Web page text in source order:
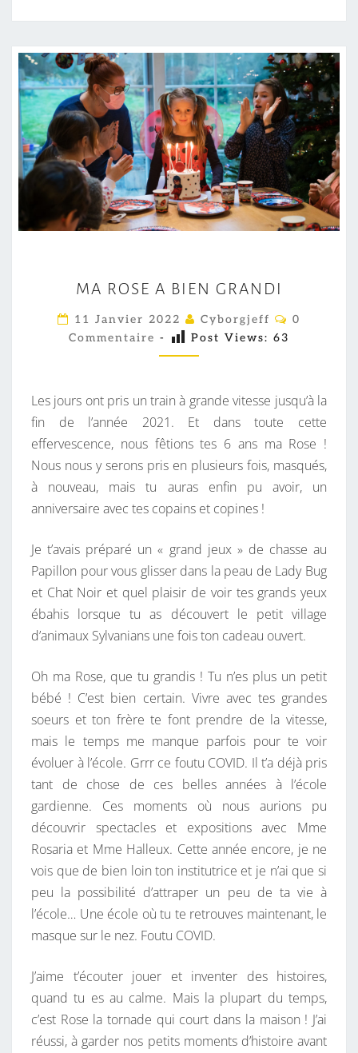
A
R
O
S
A
I
E
N
G
A
N
D
I
MA ROSE A BIEN GRANDI
11 Janvier 2022 Cyborgjeff
C
A
E
0
Commentaire - Post Views: 63
Les jours ont pris un train à grande vitesse jusqu’à la
fin de l’année 2021. Et dans toute cette
effervescence, nous fêtions tes 6 ans ma Rose !
Nous nous y serons pris en plusieurs fois, masqués,
à nouveau, mais tu auras enfin pu avoir, un
anniversaire avec tes copains et copines !
Je t’avais préparé un « grand jeux » de chasse au
Papillon pour vous glisser dans la peau de Lady Bug
et Chat Noir et quel plaisir de voir tes grands yeux
ébahis lorsque tu as découvert le petit village
d’animaux Sylvanians une fois ton cadeau ouvert.
Oh ma Rose, que tu grandis ! Tu n’es plus un petit
bébé ! C’est bien certain. Vivre avec tes grandes
soeurs et ton frère te font prendre de la vitesse,
mais le temps me manque parfois pour te voir
évoluer à l’école. Grrr ce foutu COVID. Il t’a déjà pris
tant de chose de ces belles années à l’école
gardienne. Ces moments où nous aurions pu
découvrir spectacles et expositions avec Mme
Rosaria et Mme Halleux. Cette année encore, je ne
vois que de bien loin ton institutrice et je n’ai que si
peu la possibilité d’attraper un peu de ta vie à
l’école… Une école où tu te retrouves maintenant, le
masque sur le nez. Foutu COVID.
J’aime t’écouter jouer et inventer des histoires,
quand tu es au calme. Mais la plupart du temps,
c’est Rose la tornade qui court dans la maison ! J’ai
réussi, à garder nos petits moments d’histoire avant